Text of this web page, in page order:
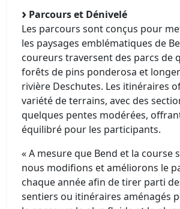
Parcours et Dénivelé
Les parcours sont conçus pour
les paysages emblématiques de
coureurs traversent des parcs de
forêts de pins ponderosa et
rivière Deschutes. Les itinéraires
variété de terrains, avec des
quelques pentes modérées,
équilibré pour les participants.
« A mesure que Bend et la course
nous modifions et améliorons le
chaque année afin de tirer parti
sentiers ou itinéraires aménagés